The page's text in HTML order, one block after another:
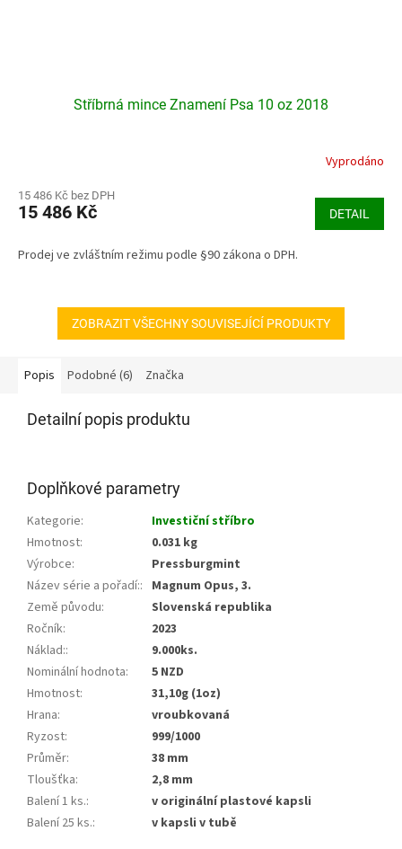
Stříbrná mince Znamení Psa 10 oz 2018
Vyprodáno
15 486 Kč bez DPH
15 486 Kč DETAIL
Prodej ve zvláštním režimu podle §90 zákona o DPH.
ZOBRAZIT VŠECHNY SOUVISEJÍCÍ PRODUKTY
Popis Podobné (6) Značka
Detailní popis produktu
Doplňkové parametry
Kategorie:
Investiční stříbro
Hmotnost:
0.031 kg
Výrobce:
Pressburgmint
Název série a pořadí:: Magnum Opus, 3.
Země původu:
Slovenská republika
Ročník:
2023
Náklad::
9.000ks.
Nominální hodnota:
5 NZD
Hmotnost:
31,10g (1oz)
Hrana:
vroubkovaná
Ryzost:
999/1000
Průměr:
38 mm
Tloušťka:
2,8 mm
Balení 1 ks.:
v originální plastové kapsli
Balení 25 ks.: v kapsli v tubě